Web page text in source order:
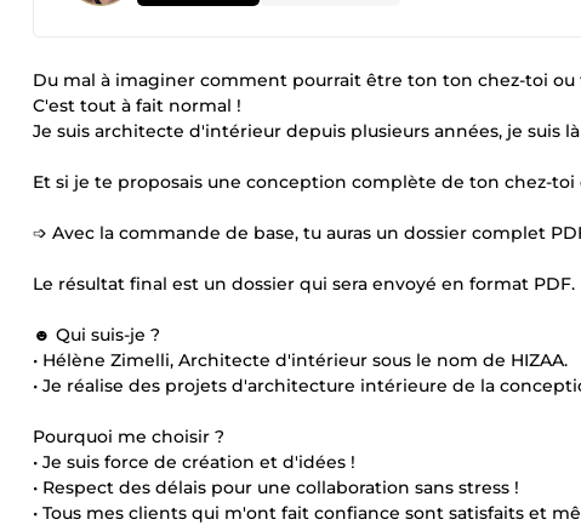
Du mal à imaginer comment pourrait être ton ton chez-toi ou
C'est tout à fait normal !
Je suis architecte d'intérieur depuis plusieurs années, je suis
Et si je te proposais une conception complète de ton chez-
➩ Avec la commande de base, tu auras un dossier complet
Le résultat final est un dossier qui sera envoyé en format PDF.
☻ Qui suis-je ?
• Hélène Zimelli, Architecte d'intérieur sous le nom de HIZAA.
• Je réalise des projets d'architecture intérieure de la
Pourquoi me choisir ?
• Je suis force de création et d'idées !
• Respect des délais pour une collaboration sans stress !
• Tous mes clients qui m'ont fait confiance sont satisfaits et